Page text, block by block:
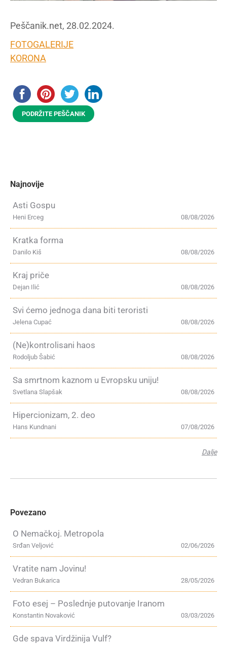
Peščanik.net, 28.02.2024.
FOTOGALERIJE
KORONA
PODRŽITE PEŠČANIK
Najnovije
Asti Gospu
08/08/2026
Heni Erceg
Kratka forma
08/08/2026
Danilo Kiš
Kraj priče
08/08/2026
Dejan Ilić
Svi ćemo jednoga dana biti teroristi
08/08/2026
Jelena Cupać
(Ne)kontrolisani haos
08/08/2026
Rodoljub Šabić
Sa smrtnom kaznom u Evropsku uniju!
08/08/2026
Svetlana Slapšak
Hipercionizam, 2. deo
07/08/2026
Hans Kundnani
Dalje
Povezano
O Nemačkoj. Metropola
02/06/2026
Srđan Veljović
Vratite nam Jovinu!
28/05/2026
Vedran Bukarica
Foto esej – Poslednje putovanje Iranom
03/03/2026
Konstantin Novaković
Gde spava Virdžinija Vulf?